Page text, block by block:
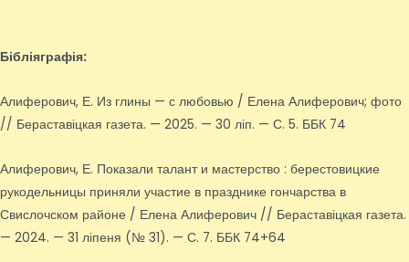
Бібліяграфія:
Алиферович, Е. Из глины — с любовью / Елена Алиферович; фото
// Бераставіцкая газета. — 2025. — 30 ліп. — С. 5. ББК 74
Алиферович, Е. Показали талант и мастерство : берестовицкие
рукодельницы приняли участие в празднике гончарства в
Свислочском районе / Елена Алиферович // Бераставіцкая газета.
— 2024. — 31 ліпеня (№ 31). — С. 7. ББК 74+64